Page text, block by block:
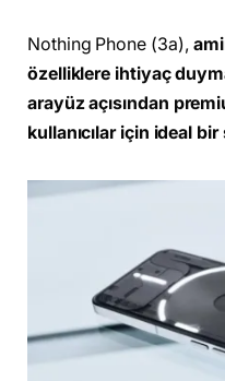
Nothing Phone (3a),
özelliklere ihtiyaç
arayüz açısından
kullanıcılar için ideal